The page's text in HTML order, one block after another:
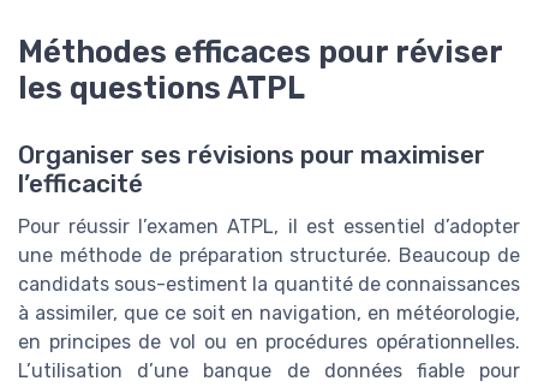
Méthodes efficaces pour réviser
les questions ATPL
Organiser ses révisions pour maximiser
l’efficacité
Pour réussir l’examen ATPL, il est essentiel d’adopter
une méthode de préparation structurée. Beaucoup de
candidats sous-estiment la quantité de connaissances
à assimiler, que ce soit en navigation, en météorologie,
en principes de vol ou en procédures opérationnelles.
L’utilisation d’une banque de données fiable pour